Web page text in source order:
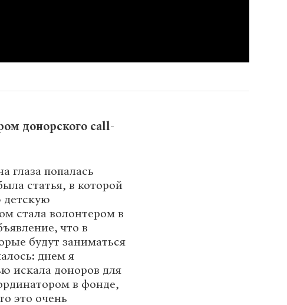
донорского call-
глаза попалась
статья, в которой
детскую
стала волонтером в
что в
будут заниматься
днем я
искала доноров для
в фонде,
это очень